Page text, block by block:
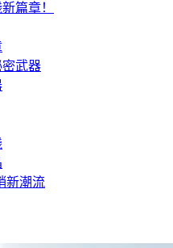
篇章！
武器
新潮流